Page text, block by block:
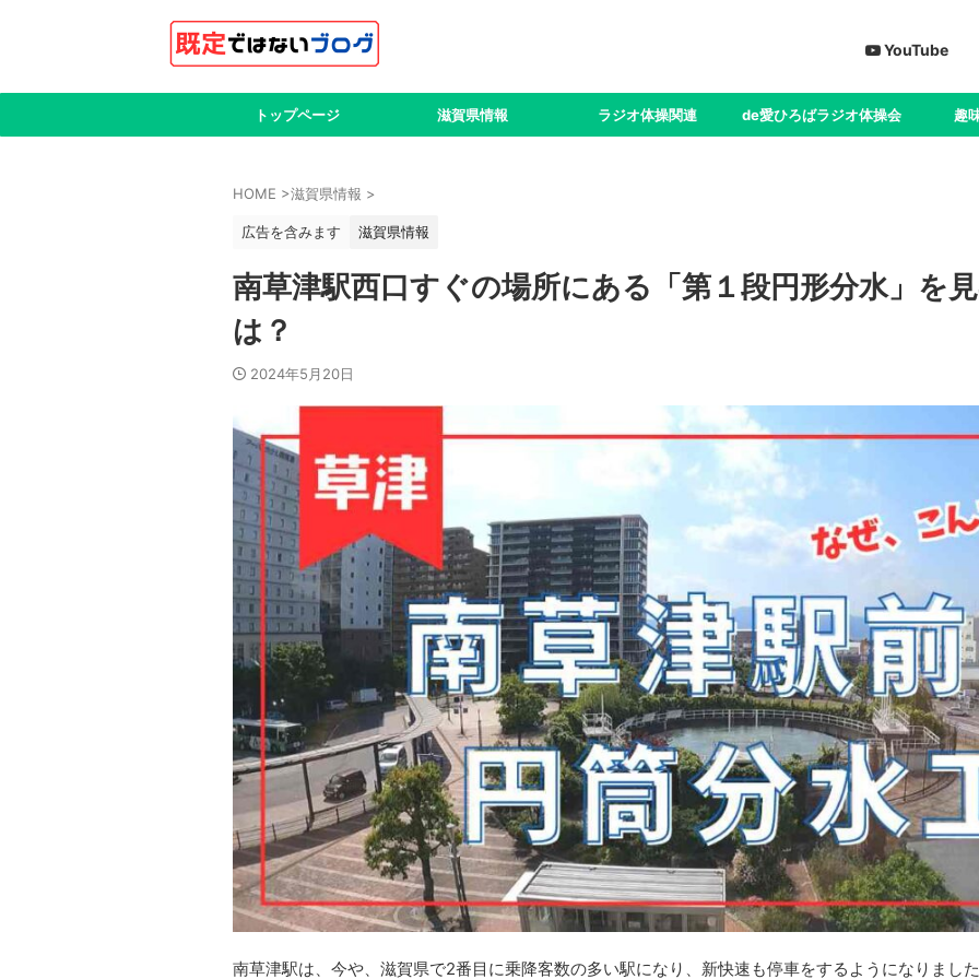
YouTube
トップページ 滋賀県情報 ラジオ体操関連 de愛ひろばラジオ体操会 趣
HOME >滋賀県情報 >
広告を含みます 滋賀県情報
南草津駅西口すぐの場所にある「第１段円形分水」を
は？
2024年5月20日
南草津駅は、今や、滋賀県で2番目に乗降客数の多い駅になり、新快速も停車をするようになりまし